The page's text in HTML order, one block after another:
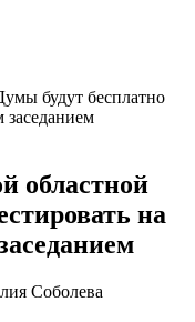
будут бесплатно
заседанием
областной
на
Соболева